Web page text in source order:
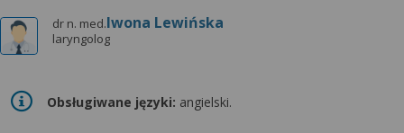
dr n. med.Iwona Lewińska
laryngolog
Obsługiwane języki: angielski.